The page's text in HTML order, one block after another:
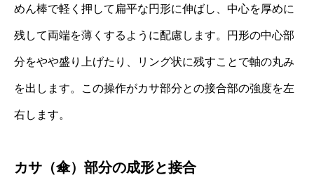
めん棒で軽く押して扁平な円形に伸ばし、中心を厚めに
残して両端を薄くするように配慮します。円形の中心部
分をやや盛り上げたり、リング状に残すことで軸の丸み
を出します。この操作がカサ部分との接合部の強度を左
右します。
カサ（傘）部分の成形と接合